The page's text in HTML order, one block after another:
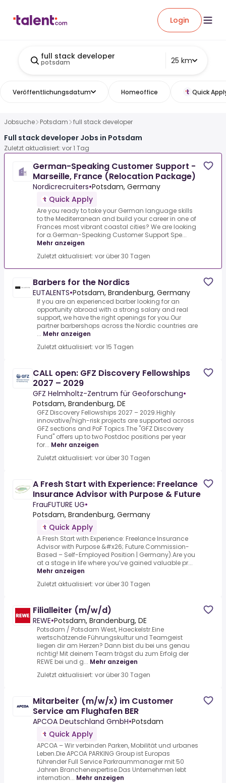
Login
full stack developer
potsdam 25 km
Veröffentlichungsdatum Homeoffice Quick
Jobsuche Potsdam full stack developer
Full stack developer Jobs in Potsdam
Zuletzt aktualisiert: vor 1 Tag
German-Speaking Customer Support -
Marseille, France (Relocation Package)
Nordicrecruiters•Potsdam, Germany
Quick Apply
Are you ready to take your German language skills
to the Mediterranean and build your career in one of
Frances most vibrant coastal cities? We are looking
for a.German-Speaking Customer Support Spe...
Mehr anzeigen
Zuletzt aktualisiert: vor über 30 Tagen
Barbers for the Nordics
EUTALENTS•Potsdam, Brandenburg, Germany
If you are an experienced barber looking for an
opportunity abroad with a strong salary and real
support, we have the right openings for you.Our
partner barbershops across the Nordic countries are
... Mehr anzeigen
Zuletzt aktualisiert: vor 15 Tagen
CALL open: GFZ Discovery Fellowships
2027 – 2029
GFZ Helmholtz-Zentrum für Geoforschung•
Potsdam, Brandenburg, DE
GFZ Discovery Fellowships 2027 – 2029.Highly
innovative/​high-risk projects are supported across
GFZ sections and PoF Topics.The "GFZ Discovery
Fund" offers up to two Postdoc positions per year
for... Mehr anzeigen
Zuletzt aktualisiert: vor über 30 Tagen
A Fresh Start with Experience: Freelance
Insurance Advisor with Purpose & Future
FrauFUTURE UG•
Potsdam, Brandenburg, Germany
Quick Apply
A Fresh Start with Experience: Freelance Insurance
Advisor with Purpose &#x26; Future.Commission-
Based – Self-Employed Position | Germany).Are you
at a stage in life where you’ve gained valuable pr...
Mehr anzeigen
Zuletzt aktualisiert: vor über 30 Tagen
Filialleiter (m/w/d)
REWE•Potsdam, Brandenburg, DE
Potsdam / Potsdam West, Haeckelstr.Eine
wertschätzende Führungskultur und Teamgeist
liegen dir am Herzen? Dann bist du bei uns genau
richtig! Mit deinem Team trägst du zum Erfolg der
REWE bei und g... Mehr anzeigen
Zuletzt aktualisiert: vor über 30 Tagen
Mitarbeiter (m/w/x) im Customer
Service am Flughafen BER
APCOA Deutschland GmbH•Potsdam
Quick Apply
APCOA – Wir verbinden Parken, Mobilität und urbanes
Leben.Die APCOA PARKING Group ist Europas
führender Full Service Parkraummanager mit 50
Jahren Branchenexpertise.Das Unternehmen lebt
internation... Mehr anzeigen